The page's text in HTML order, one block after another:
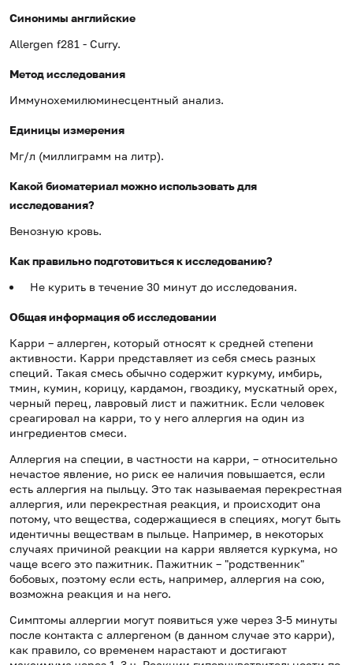
Синонимы английские
Allergen f281 - Curry.
Метод исследования
Иммунохемилюминесцентный анализ.
Единицы измерения
Мг/л (миллиграмм на литр).
Какой биоматериал можно использовать для
исследования?
Венозную кровь.
Как правильно подготовиться к исследованию?
Не курить в течение 30 минут до исследования.
Общая информация об исследовании
Карри – аллерген, который относят к средней степени
активности. Карри представляет из себя смесь разных
специй. Такая смесь обычно содержит куркуму, имбирь,
тмин, кумин, корицу, кардамон, гвоздику, мускатный орех,
черный перец, лавровый лист и пажитник. Если человек
среагировал на карри, то у него аллергия на один из
ингредиентов смеси.
Аллергия на специи, в частности на карри, – относительно
нечастое явление, но риск ее наличия повышается, если
есть аллергия на пыльцу. Это так называемая перекрестная
аллергия, или перекрестная реакция, и происходит она
потому, что вещества, содержащиеся в специях, могут быть
идентичны веществам в пыльце. Например, в некоторых
случаях причиной реакции на карри является куркума, но
чаще всего это пажитник. Пажитник – "родственник"
бобовых, поэтому если есть, например, аллергия на сою,
возможна реакция и на него.
Симптомы аллергии могут появиться уже через 3-5 минуты
после контакта с аллергеном (в данном случае это карри),
как правило, со временем нарастают и достигают